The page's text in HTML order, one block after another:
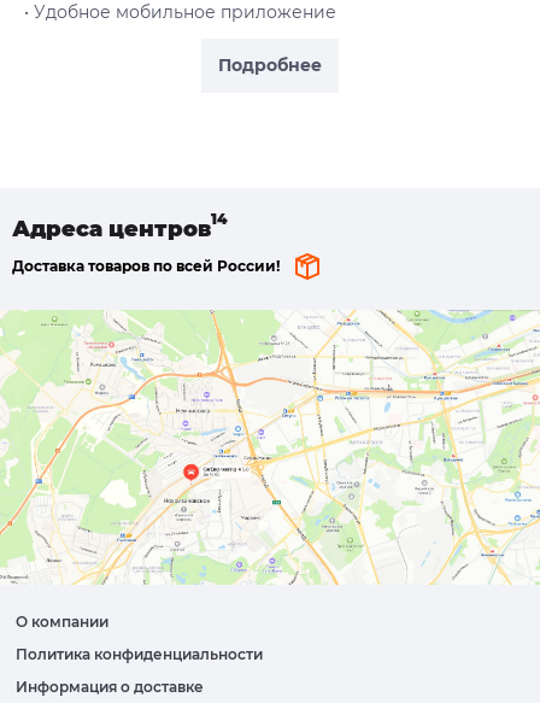
Подробнее
• Удобное мобильное приложение
Адреса центров
Доставка товаров по всей России!
О компании
Политика конфиденциальности
Информация о доставке